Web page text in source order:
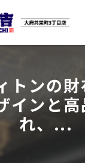
トンの
インと
れ、...